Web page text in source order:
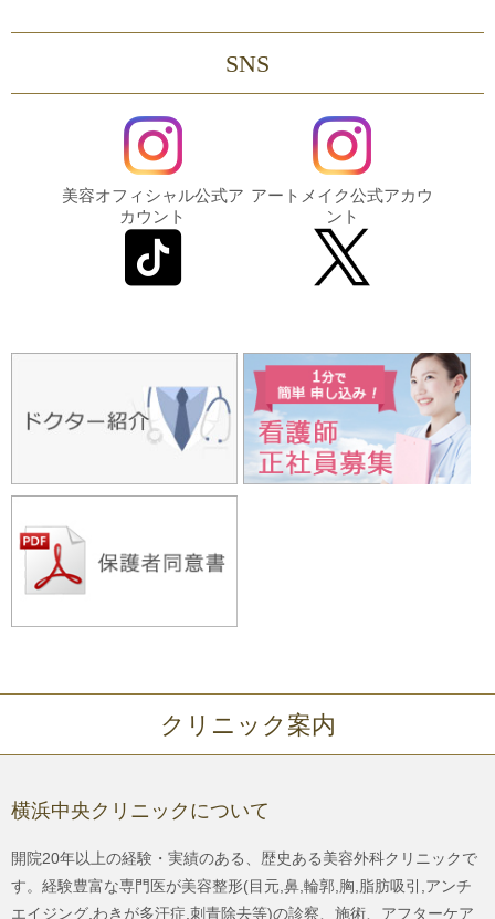
SNS
美容オフィシャル公式ア
カウント
アートメイク公式アカウ
ント
クリニック案内
横浜中央クリニックについて
開院20年以上の経験・実績のある、歴史ある美容外科クリニックで
す。経験豊富な専門医が美容整形(目元,鼻,輪郭,胸,脂肪吸引,アンチ
エイジング,わきが多汗症,刺青除去等)の診察、施術、アフターケア